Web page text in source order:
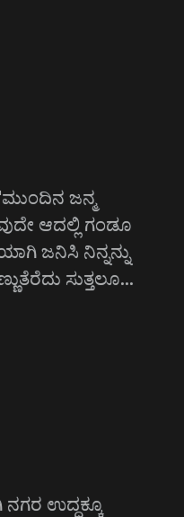
ಜನ್ಮ
ಆದಲ್ಲಿ ಗಂಡೂ
ಜನಿಸಿ ನಿನ್ನನ್ನು
ಸುತ್ತಲೂ…
ಉದ್ದಕ್ಕೂ